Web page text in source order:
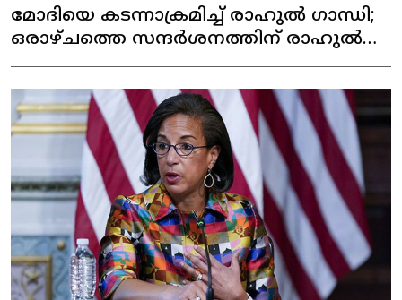
മോദിയെ കടന്നാക്രമിച്ച് രാഹുൽ ഗാന്ധി;
ഒരാഴ്ചത്തെ സന്ദർശനത്തിന് രാഹുൽ
യുഎസില്‍ എത്തി